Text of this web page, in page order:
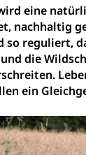
eine
nachhaltig
so reguliert,
die
ein
der
Dienststelle
Kultur
Kulturerbe,